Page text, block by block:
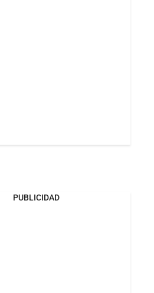
PUBLICIDAD